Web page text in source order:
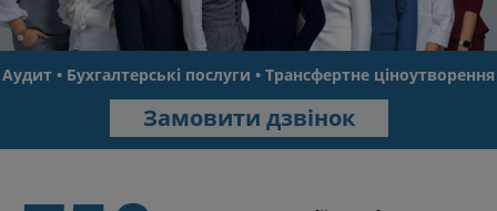
Аудит • Бухгалтерські послуги • Трансфертне ціноутворення
Замовити дзвінок